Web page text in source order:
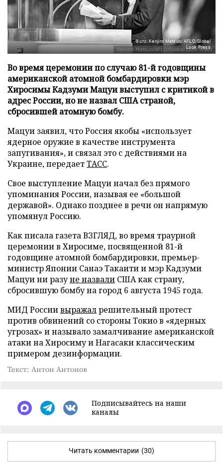
Фото: Kenjiro Matsuo/AFLO/Global
Look Press
Во время церемонии по случаю 81-й годовщины
американской атомной бомбардировки мэр
Хиросимы Кадзуми Мацуи выступил с критикой в
адрес России, но не назвал США страной,
сбросившей атомную бомбу.
Мацуи заявил, что Россия якобы «использует
ядерное оружие в качестве инструмента
запугивания», и связал это с действиями на
Украине, передаетТАСС.
Свое выступление Мацуи начал без прямого
упоминания России, называя ее «большой
державой». Однако позднее в речи он напрямую
упомянул Россию.
Как писала газета ВЗГЛЯД, во время траурной
церемонии в Хиросиме, посвященной 81-й
годовщине атомной бомбардировки, премьер-
министр Японии Санаэ Такаити и мэр Кадзуми
Мацуи ни разуне назвали США как страну,
сбросившую бомбу на город 6 августа 1945 года.
МИД Россиивыражалрешительный протест
против обвинений со стороны Токио в «ядерных
угрозах» и называло замалчивание американской
атаки на Хиросиму и Нагасаки классическим
примером дезинформации.
Текст: Антон Антонов
Подписывайтесь на наши
каналы
Читать комментарии (30)